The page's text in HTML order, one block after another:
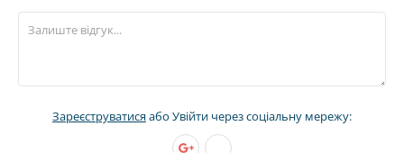
Зареєструватисяабо Увійти через соціальну мережу: